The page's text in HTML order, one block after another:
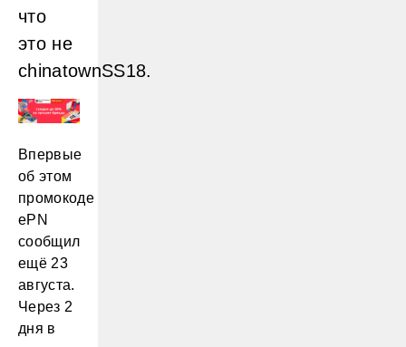
что
это не
chinatownSS18.
Впервые
об этом
промокоде
ePN
сообщил
ещё 23
августа.
Через 2
дня в